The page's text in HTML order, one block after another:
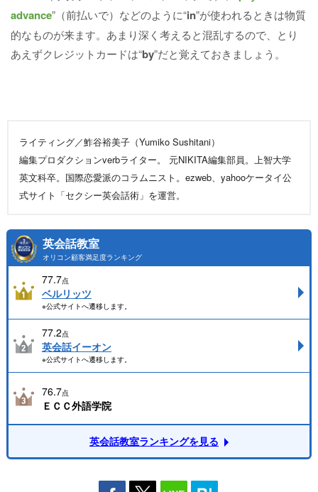
advance”（前払いで）などのように“in”が使われるときは物質
的なものが来ます。あまり深く考えると混乱するので、とり
あえずクレジットカードは“by”だと覚えておきましょう。
ライティング／鮓谷裕美子（Yumiko Sushitani）
編集プロダクションverbライター。 元NIKITA編集部員。上智大学
英文科卒。国際恋愛派のコラムニスト。ezweb、yahooケータイ公
式サイト「セクシー英会話術」を運営。
英会話教室
オリコン顧客満足度ランキング
77.7点
ベルリッツ
※公式サイトへ遷移します。
77.2点
英会話イーオン
※公式サイトへ遷移します。
76.7点
ＥＣＣ外語学院
英会話教室ランキングを見る